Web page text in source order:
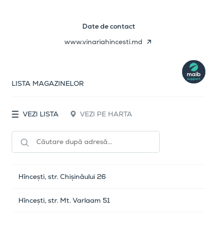
Date de contact
www.vinariahincesti.md
LISTA MAGAZINELOR
VEZI LISTA VEZI PE HARTA
Hîncești, str. Chișinăului 26
Hîncești, str. Mt. Varlaam 51